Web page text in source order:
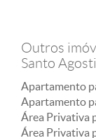
Outros
Santo
Apartamento
Apartamento
Área Privativa
Área Privativa